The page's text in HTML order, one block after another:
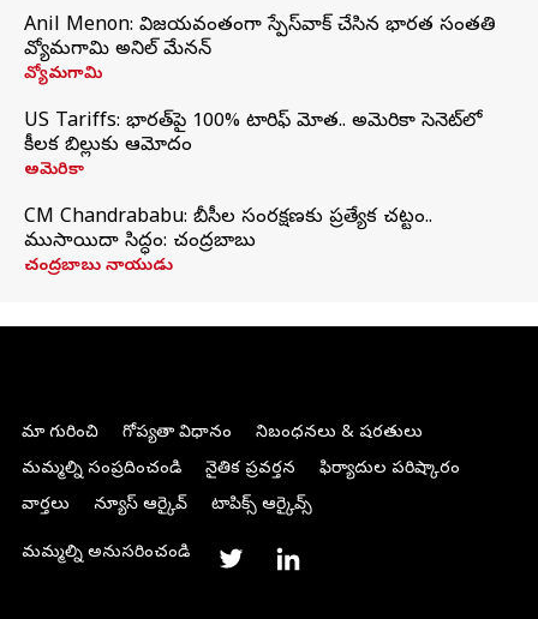
Anil Menon: విజయవంతంగా స్పేస్‌వాక్‌ చేసిన భారత సంతతి
వ్యోమగామి అనిల్‌ మేనన్
వ్యోమగామి
US Tariffs: భారత్‌పై 100% టారిఫ్‌ మోత.. అమెరికా సెనెట్‌లో
కీలక బిల్లుకు ఆమోదం
అమెరికా
CM Chandrababu: బీసీల సంరక్షణకు ప్రత్యేక చట్టం..
ముసాయిదా సిద్ధం: చంద్రబాబు
చంద్రబాబు నాయుడు
మా గురించి గోప్యతా విధానం
నిబంధనలు & షరతులు
మమ్మల్ని సంప్రదించండి
నైతిక ప్రవర్తన
ఫిర్యాదుల పరిష్కారం
వార్తలు
న్యూస్ ఆర్కైవ్ టాపిక్స్ ఆర్కైవ్స్
మమ్మల్ని అనుసరించండి